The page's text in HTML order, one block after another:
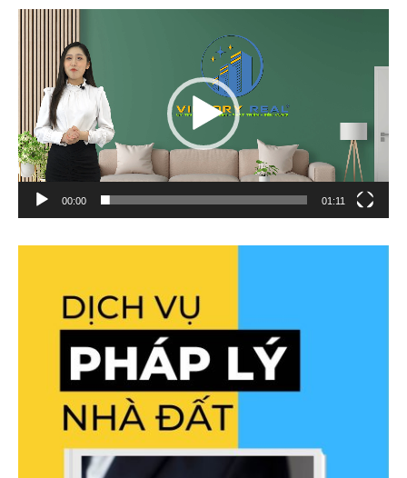
00:00 01:11